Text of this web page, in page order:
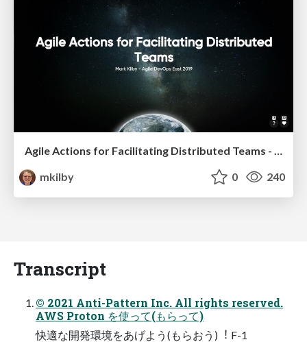
Agile Actions for Facilitating Distributed Teams - ADO2019
mkilby
0 240
Transcript
© 2021 Anti-Pattern Inc. All rights reserved.
AWS Proton を使って(もらって)
快適な開発環境をあげよう(もらおう)︕ F-1